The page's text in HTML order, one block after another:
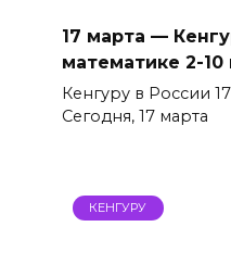
17 марта —
математике 2-10
Кенгуру в России
Сегодня, 17 марта
КЕНГУРУ